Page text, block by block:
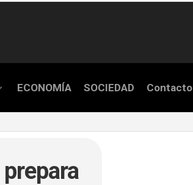
ECONOMÍA SOCIEDAD Contacto